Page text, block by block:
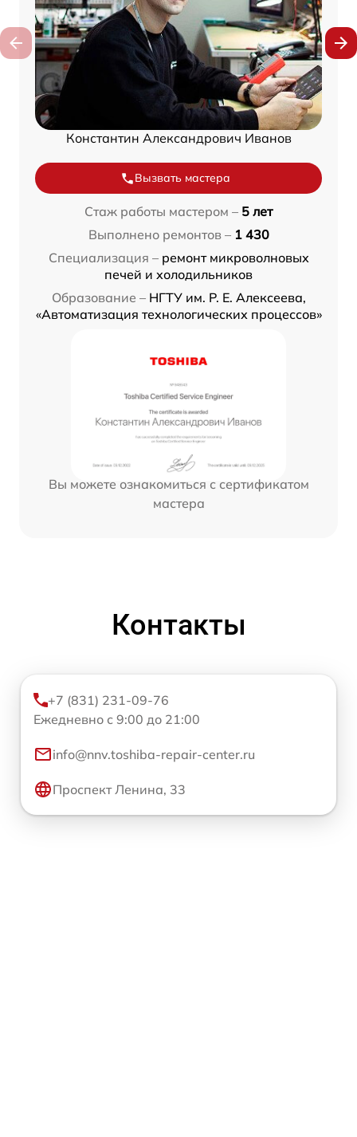
Константин Александрович Иванов
Вызвать мастера
Стаж работы мастером – 5 лет
Выполнено ремонтов – 1 430
Специализация – ремонт микроволновых
печей и холодильников
Образование – НГТУ им. Р. Е. Алексеева,
«Автоматизация технологических процессов»
Вы можете ознакомиться с сертификатом
мастера
Контакты
+7 (831) 231-09-76
Ежедневно с 9:00 до 21:00
info@nnv.toshiba-repair-center.ru
Проспект Ленина, 33